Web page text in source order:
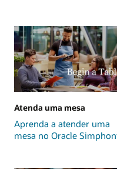
Atenda uma mesa
Aprenda a atender uma
mesa no Oracle